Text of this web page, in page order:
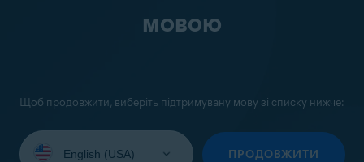
мовою
Щоб продовжити, виберіть підтримувану мову зі списку нижче:
your
ПРОДОВЖИТИ